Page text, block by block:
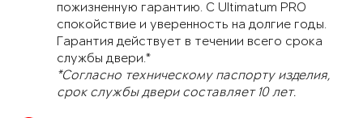
пожизненную гарантию. С Ultimatum PRO
спокойствие и уверенность на долгие годы.
Гарантия действует в течении всего срока
службы двери.*
*Согласно техническому паспорту изделия,
срок службы двери составляет 10 лет.